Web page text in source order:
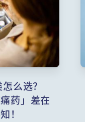
么选？
药」差在
！